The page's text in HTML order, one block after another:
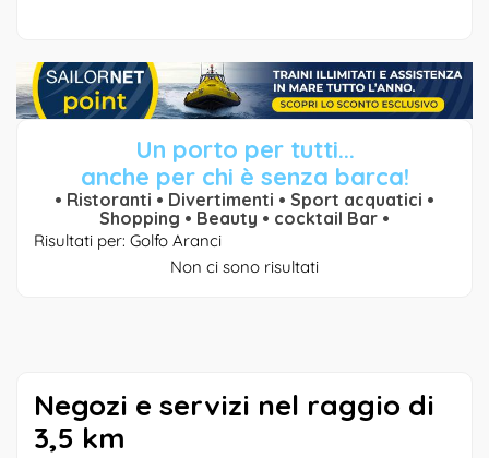
Un porto per tutti...
anche per chi è senza barca!
• Ristoranti • Divertimenti • Sport acquatici •
Shopping • Beauty • cocktail Bar •
Risultati per: Golfo Aranci
Non ci sono risultati
Negozi e servizi nel raggio di
3,5 km